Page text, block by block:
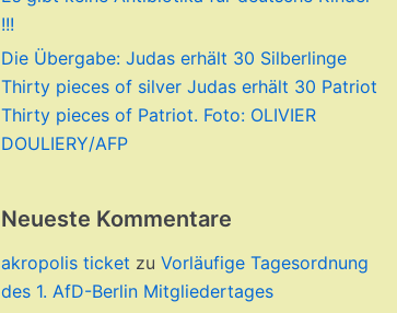
!!!
Die Übergabe: Judas erhält 30 Silberlinge
Thirty pieces of silver Judas erhält 30 Patriot
Thirty pieces of Patriot. Foto: OLIVIER
DOULIERY/AFP
Neueste Kommentare
akropolis ticket zu Vorläufige Tagesordnung
des 1. AfD-Berlin Mitgliedertages